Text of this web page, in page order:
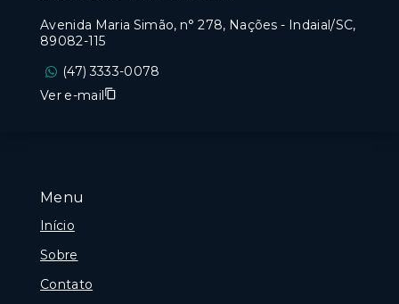
Menu
Início
Sobre
Contato
Avenida Maria Simão, n° 278, Nações - Indaial/SC,
89082-115
(47) 3333-0078
Ver e-mail